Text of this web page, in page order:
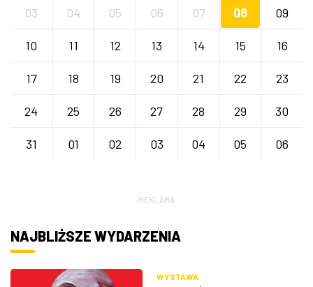
03 04 05 06 07 08 09
10 11 12 13 14 15 16
17 18 19 20 21 22 23
24 25 26 27 28 29 30
31 01 02 03 04 05 06
REKLAMA
NAJBLIŻSZE WYDARZENIA
WYSTAWA